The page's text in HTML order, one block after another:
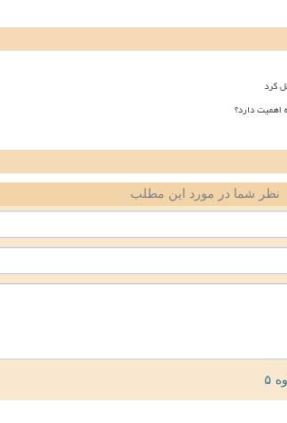
کرد
اهمیت دارد؟
نظر شما در مورد این مطلب